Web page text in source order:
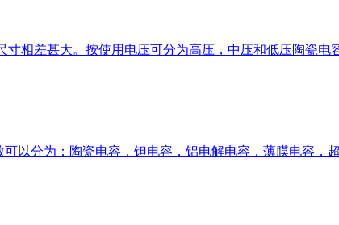
相差甚大。按使用电压可分为高压，中压和低压陶瓷
以分为：陶瓷电容，钽电容，铝电解电容，薄膜电容，